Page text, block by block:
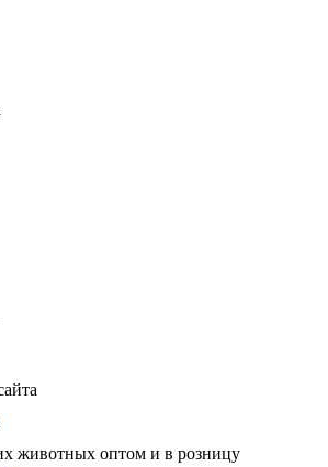
животных оптом и в розницу